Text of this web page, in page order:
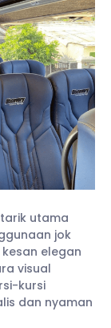
utama
jok
elegan
visual
kursi
dan nyaman